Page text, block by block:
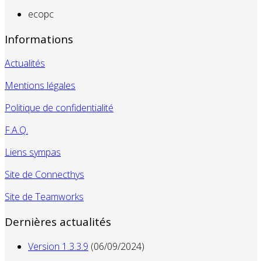
ecopc
Informations
Actualités
Mentions légales
Politique de confidentialité
F.A.Q.
Liens sympas
Site de Connecthys
Site de Teamworks
Dernières actualités
Version 1.3.3.9 (06/09/2024)